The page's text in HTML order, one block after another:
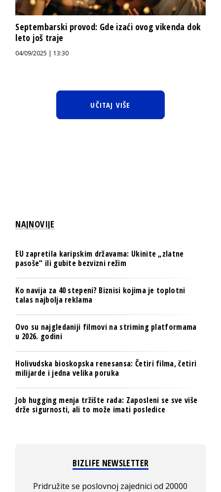
Septembarski provod: Gde izaći ovog vikenda dok
leto još traje
04/09/2025 | 13:30
UČITAJ VIŠE
NAJNOVIJE
EU zapretila karipskim državama: Ukinite „zlatne
pasoše“ ili gubite bezvizni režim
Ko navija za 40 stepeni? Biznisi kojima je toplotni
talas najbolja reklama
Ovo su najgledaniji filmovi na striming platformama
u 2026. godini
Holivudska bioskopska renesansa: Četiri filma, četiri
milijarde i jedna velika poruka
Job hugging menja tržište rada: Zaposleni se sve više
drže sigurnosti, ali to može imati posledice
BIZLIFE NEWSLETTER
Pridružite se poslovnoj zajednici od 20000